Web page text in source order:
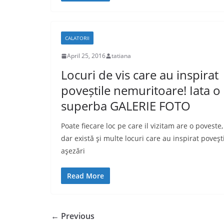
CALATORII
April 25, 2016 tatiana
Locuri de vis care au inspirat
poveștile nemuritoare! Iata o
superba GALERIE FOTO
Poate fiecare loc pe care il vizitam are o poveste,
dar există şi multe locuri care au inspirat
aşezări
Read More
← Previous